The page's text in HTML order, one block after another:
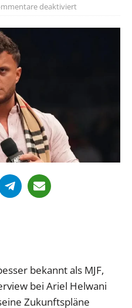
deaktiviert
bekannt als MJF,
bei Ariel Helwani
Zukunftspläne